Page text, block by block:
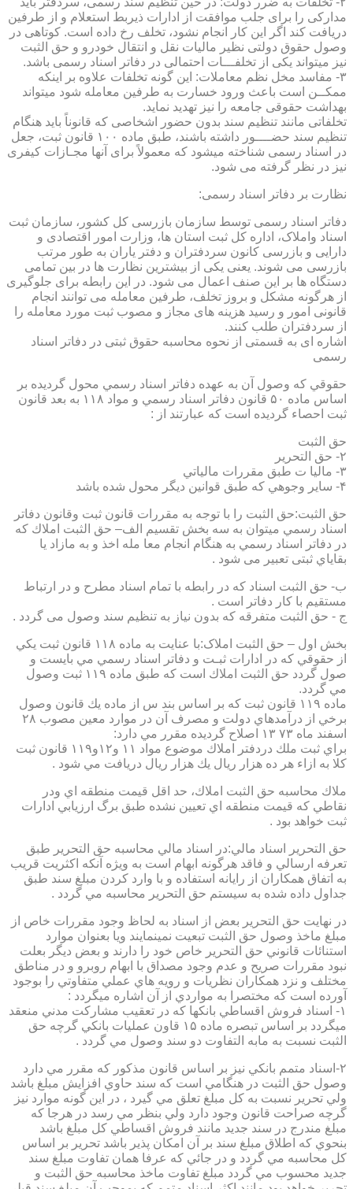
مدارکی را برای جلب موافقت از ادارات ذیربط استعلام و از طرفین
دریافت کند اگر این کار انجام نشود، تخلف رخ داده است. کوتاهی در
وصول حقوق دولتی نظیر مالیات نقل و انتقال خودرو و حق الثبت
نیز میتواند یکی از تخلفـــات احتمالی در دفاتر اسناد رسمی باشد.
۳- مفاسد مخل نظم معاملات: این گونه تخلفات علاوه بر اینکه
ممکــن است باعث ورود خسارت به طرفین معامله شود میتواند
بهداشت حقوقی جامعه را نیز تهدید نماید.
تخلفاتی مانند تنظیم سند بدون حضور اشخاصی که قانوناً باید هنگام
تنظیم سند حضــــور داشته باشند، طبق ماده ۱۰۰ قانون ثبت، جعل
در اسناد رسمی شناخته میشود که معمولاً برای آنها مجـازات کیفری
نیز در نظر گرفته می شود.
نظارت بر دفاتر اسناد رسمی:
دفاتر اسناد رسمی توسط سازمان بازرسی کل کشور، سازمان ثبت
اسناد واملاک، اداره کل ثبت استان ها، وزارت امور اقتصادی و
دارایی و بازرسی کانون سردفتران و دفتر یاران به طور مرتب
بازرسی می شوند. یعنی یکی از بیشترین نظارت ها در بین تمامی
دستگاه ها بر این صنف اعمال می شود. در این رابطه برای جلوگیری
از هرگونه مشکل و بروز تخلف، طرفین معامله می توانند انجام
قانونی امور و رسید هزینه های مجاز و مصوب ثبت مورد معامله را
از سردفتران طلب کنند.
اشاره ای به قسمتی از نحوه محاسبه حقوق ثبتی در دفاتر اسناد
رسمی
حقوقي كه وصول آن به عهده دفاتر اسناد رسمي محول گرديده بر
اساس ماده ۵۰ قانون دفاتر اسناد رسمي و مواد ۱۱۸ به بعد قانون
ثبت احصاء گرديده است كه عبارتند از :
حق الثبت
۲- حق التحرير
۳- ماليا ت طبق مقررات مالياتي
۴- ساير وجوهي كه طبق قوانين ديگر محول شده باشد
حق الثبت:حق الثبت را با توجه به مقررات قانون ثبت وقانون دفاتر
اسناد رسمي ميتوان به سه بخش تقسيم الف– حق الثبت املاك كه
در دفاتر اسناد رسمي به هنگام انجام معا مله اخذ و به مازاد يا
بقاياي ثبتی تعبیر می شود .
ب- حق الثبت اسناد كه در رابطه با تمام اسناد مطرح و در ارتباط
مستقيم با كار دفاتر است .
ج - حق الثبت متفرقه كه بدون نياز به تنظیم سند وصول می گردد .
بخش اول – حق الثبت املاک:با عنايت به ماده ۱۱۸ قانون ثبت يكي
از حقوقي كه در ادارات ثبـت و دفاتر اسناد رسمي مي بايست و
صول گردد حق الثبت املاك است كه طبق ماده ۱۱۹ ثبت وصول
مي گردد.
ماده ۱۱۹ قانون ثبت كه بر اساس بند س از ماده يك قانون وصول
برخي از درآمدهاي دولت و مصرف آن در موارد معين مصوب ۲۸
اسفند ماه ۷۳ ۱۳ اصلاح گرديده مقرر مي دارد:
براي ثبت ملك دردفتر املاك موضوع مواد ۱۱ و۱۲و۱۱۹ قانون ثبت
كلا به ازاء هر ده هزار ريال يك هزار ريال دريافت مي شود .
ملاك محاسبه حق الثبت املاك، حد اقل قيمت منطقه اي ودر
نقاطي كه قيمت منطقه اي تعيين نشده طبق برگ ارزيابي ادارات
ثبت خواهد بود .
حق التحرير اسناد مالي:در اسناد مالي محاسبه حق التحرير طبق
تعرفه ارسالي و فاقد هرگونه ابهام است به ويژه آنكه اكثريت قريب
به اتفاق همكاران از رايانه استفاده و با وارد كردن مبلغ سند طبق
جداول داده شده به سيستم حق التحرير محاسبه مي گردد .
در نهايت حق التحرير بعض از اسناد به لحاظ وجود مقررات خاص از
مبلغ ماخذ وصول حق الثبت تبعيت نمينمايند ويا بعنوان موارد
استنائات قانوني حق التحرير خاص خود را دارند و بعض ديگر بعلت
نبود مقررات صريح و عدم وجود مصداق با ابهام روبرو و در مناطق
مختلف و نزد همكاران نظريات و رويه هاي عملي متفاوتي را بوجود
آورده است كه مختصرا به مواردي از آن اشاره ميگردد :
۱- اسناد فروش اقساطي بانكها كه در تعقيب مشاركت مدني منعقد
ميگردد بر اساس تبصره ماده ۱۵ قاون عمليات بانكي گرچه حق
الثبت نسبت به مابه التفاوت دو سند وصول مي گردد .
۲-اسناد متمم بانكي نيز بر اساس قانون مذكور كه مقرر مي دارد
وصول حق الثبت در هنگامي است كه سند حاوي افزايش مبلغ باشد
ولي تحرير نسبت به كل مبلغ تعلق مي گيرد ، در اين گونه موارد نيز
گرچه صراحت قانون وجود دارد ولي بنظر مي رسد در هرجا كه
مبلغ مندرج در سند جديد مانند فروش اقساطي كل مبلغ باشد
بنحوي كه اطلاق مبلغ سند بر آن امكان پذير باشد تحرير بر اساس
كل محاسبه مي گردد و در جائي كه عرفا همان تفاوت مبلغ سند
جديد محسوب مي گردد مبلغ تفاوت ماخذ محاسبه حق الثبت و